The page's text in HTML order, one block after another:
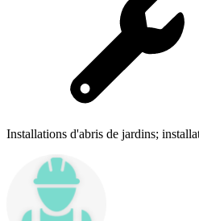
Installations d'abris de jardins;